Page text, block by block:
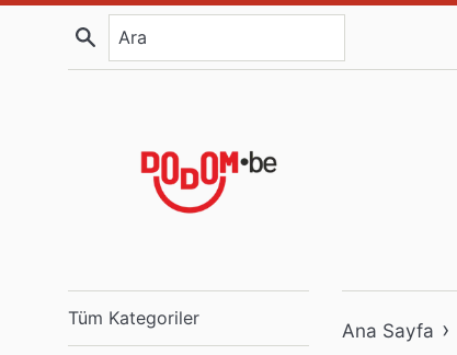
Ara
Tüm Kategoriler
Ana Sayfa ›